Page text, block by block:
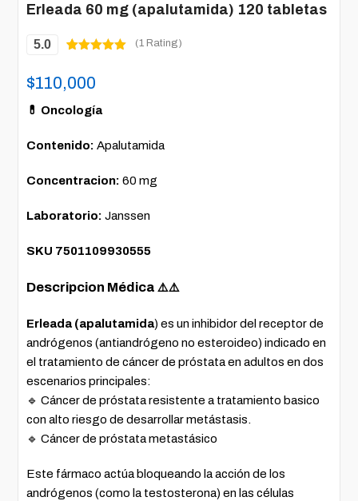
Erleada 60 mg (apalutamida) 120 tabletas
5.0
5 basado
puntuación
de cliente
(1 Rating)
$110,000
💊 Oncología
Contenido:Apalutamida
Concentracion:60 mg
Laboratorio:Janssen
SKU 7501109930555
Descripcion Médica ⚠️⚠️
Erleada (apalutamida) es un inhibidor del receptor de
andrógenos (antiandrógeno no esteroideo) indicado en
el tratamiento de cáncer de próstata en adultos en dos
escenarios principales:
🔹 Cáncer de próstata resistente a tratamiento basico
con alto riesgo de desarrollar metástasis.
🔹 Cáncer de próstata metastásico
Este fármaco actúa bloqueando la acción de los
andrógenos (como la testosterona) en las células